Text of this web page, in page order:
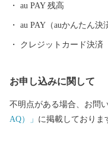
ました。 現在では首都圏50キロメートル圏内という地理的条件に
恵まれ、県央部の中核都
au PAY 残高
au PAY（auかんたん決
クレジットカード決済
お申し込みに関して
不明点がある場合、お問
AQ）」 に掲載しておりま